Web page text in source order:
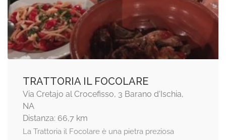
TRATTORIA IL FOCOLARE
Via Cretajo al Crocefisso, 3 Barano d'Ischia,
NA
Distanza: 66,7 km
La Trattoria il Focolare è una pietra preziosa